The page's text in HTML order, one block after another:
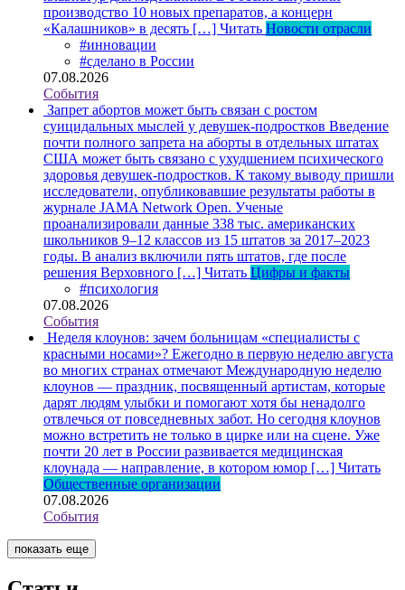
производство 10 новых препаратов, а концерн
«Калашников» в десять […] Читать Новости отрасли
#инновации
#сделано в России
07.08.2026
События
Запрет абортов может быть связан с ростом
суицидальных мыслей у девушек-подростков Введение
почти полного запрета на аборты в отдельных штатах
США может быть связано с ухудшением психического
здоровья девушек-подростков. К такому выводу пришли
исследователи, опубликовавшие результаты работы в
журнале JAMA Network Open. Ученые
проанализировали данные 338 тыс. американских
школьников 9–12 классов из 15 штатов за 2017–2023
годы. В анализ включили пять штатов, где после
решения Верховного […] Читать Цифры и факты
#психология
07.08.2026
События
Неделя клоунов: зачем больницам «специалисты с
красными носами»? Ежегодно в первую неделю августа
во многих странах отмечают Международную неделю
клоунов — праздник, посвященный артистам, которые
дарят людям улыбки и помогают хотя бы ненадолго
отвлечься от повседневных забот. Но сегодня клоунов
можно встретить не только в цирке или на сцене. Уже
почти 20 лет в России развивается медицинская
клоунада — направление, в котором юмор […] Читать
Общественные организации
07.08.2026
События
показать еще